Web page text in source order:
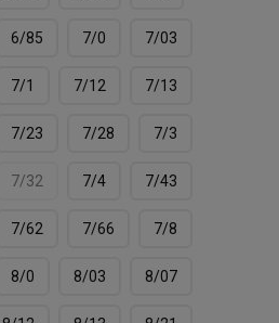
6/85 7/0 7/03
7/1 7/12 7/13
7/23 7/28 7/3
7/32 7/4 7/43
7/62 7/66 7/8
8/0 8/03 8/07